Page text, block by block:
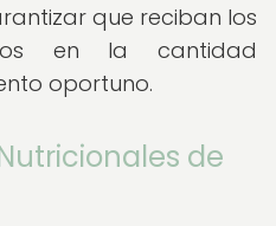
que reciban los
en la cantidad
oportuno.
de